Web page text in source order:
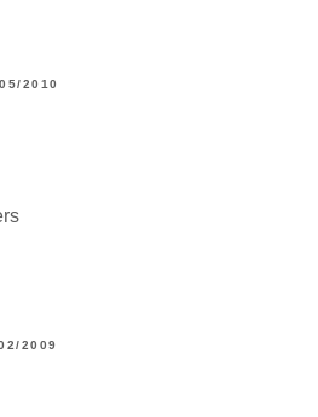
2010
2009